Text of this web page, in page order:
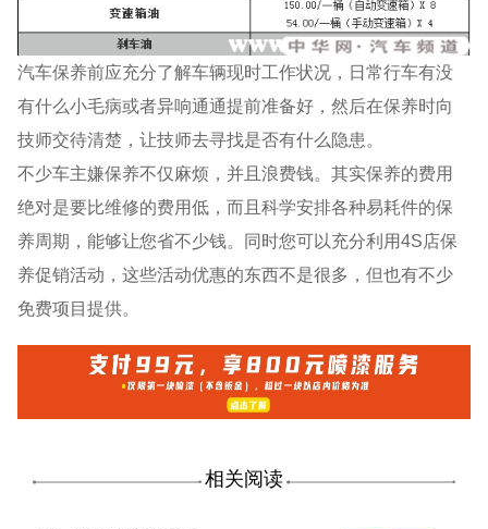
汽车保养前应充分了解车辆现时工作状况，日常行车有没
有什么小毛病或者异响通通提前准备好，然后在保养时向
技师交待清楚，让技师去寻找是否有什么隐患。
不少车主嫌保养不仅麻烦，并且浪费钱。其实保养的费用
绝对是要比维修的费用低，而且科学安排各种易耗件的保
养周期，能够让您省不少钱。同时您可以充分利用4S店保
养促销活动，这些活动优惠的东西不是很多，但也有不少
免费项目提供。
相关阅读